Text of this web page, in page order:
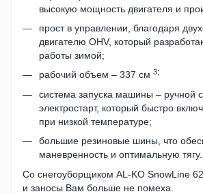
высокую мощность двигателя и
прост в управлении, благодаря
двигателю OHV, который
работы зимой;
рабочий объем – 337 см 3;
система запуска машины – ручной
электростарт, который быстро
при низкой температуре;
большие резиновые шины, что
маневренность и оптимальную тягу.
Со снегоуборщиком AL-KO SnowLine
и заносы Вам больше не помеха.